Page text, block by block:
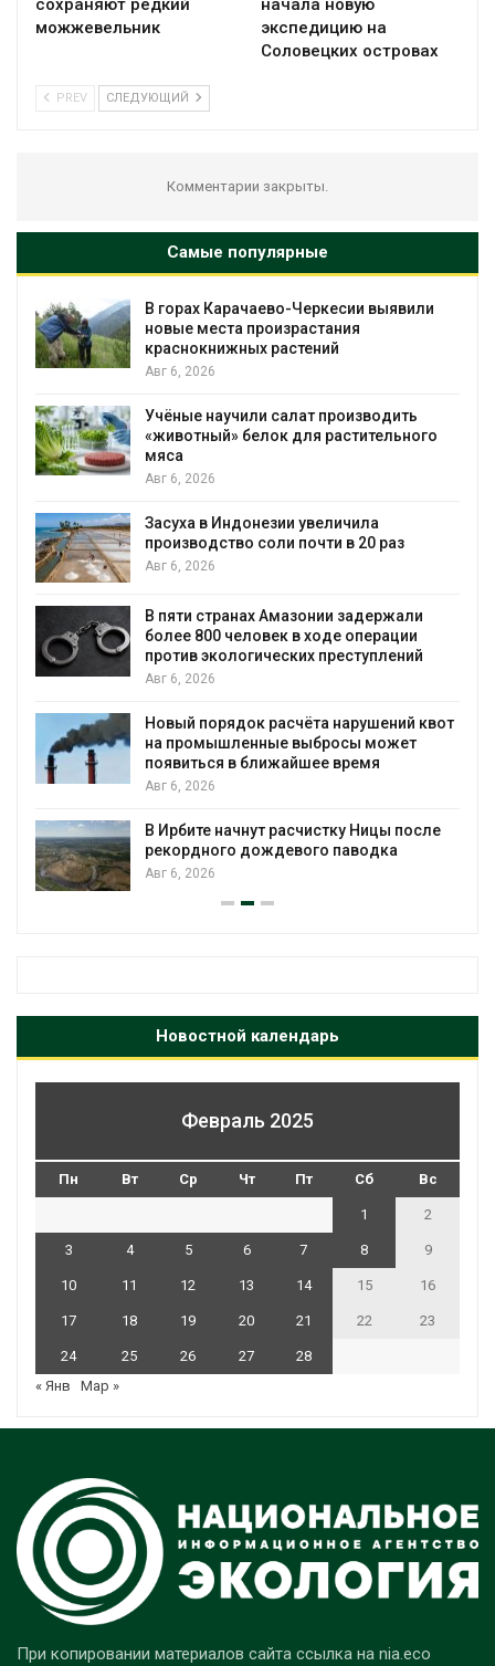
сохраняют редкий
можжевельник
начала новую
экспедицию на
Соловецких островах
PREV СЛЕДУЮЩИЙ
Комментарии закрыты.
Самые популярные
В горах Карачаево-Черкесии выявили
новые места произрастания
краснокнижных растений
Авг 6, 2026
Учёные научили салат производить
«животный» белок для растительного
мяса
Авг 6, 2026
Засуха в Индонезии увеличила
производство соли почти в 20 раз
Авг 6, 2026
В пяти странах Амазонии задержали
более 800 человек в ходе операции
против экологических преступлений
Авг 6, 2026
Новый порядок расчёта нарушений квот
на промышленные выбросы может
появиться в ближайшее время
Авг 6, 2026
В Ирбите начнут расчистку Ницы после
рекордного дождевого паводка
Авг 6, 2026
Новостной календарь
Февраль 2025
Пн Вт Ср Чт Пт Сб Вс
1 2
3 4 5 6 7 8 9
10 11 12 13 14 15 16
17 18 19 20 21 22 23
24 25 26 27
28
« Янв
Мар »
При копировании материалов сайта ссылка на nia.eco